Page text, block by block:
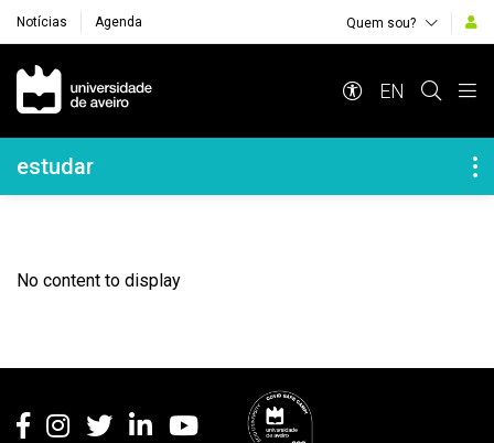
Notícias Agenda Quem sou?
Navegação Principal
EN
Navegação Lateral
estudar
No content to display